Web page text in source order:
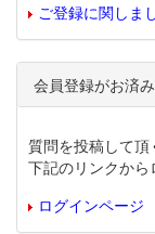
ご登録に関しま
会員登録がお済
質問を投稿して頂
下記のリンクから
ログインページ